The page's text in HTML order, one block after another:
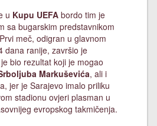
u Kupu UEFA bordo tim je
sa bugarskim predstavnikom
meč, odigran u glavnom
dana ranije, završio je
bio rezultat koji je mogao
Markuševića, ali i
jer je Sarajevo imalo priliku
stadionu ovjeri plasman u
evropskog takmičenja.